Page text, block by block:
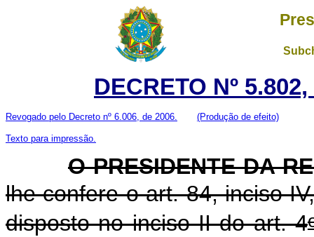
DECRETO Nº
Revogado pelo Decreto nº 6.006, de 2006. (Produção de efeito)
Texto para impressão.
O PRESIDENTE DA
lhe confere o art. 84, inciso
disposto no inciso II do art. 4